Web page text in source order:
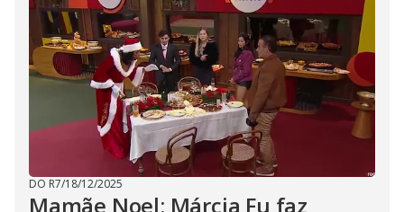
DO R7/18/12/2025
Mamãe Noel: Márcia Fu faz